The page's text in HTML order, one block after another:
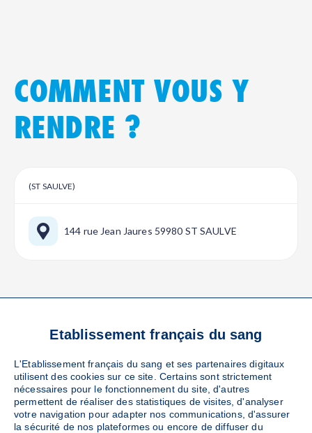
COMMENT VOUS Y
RENDRE ?
(ST SAULVE)
144 rue Jean Jaures 59980 ST SAULVE
VOS RÉFÉRENTS
LOCAUX
Etablissement français du sang
L'Etablissement français du sang et ses partenaires digitaux
utilisent des cookies sur ce site. Certains sont strictement
nécessaires pour le fonctionnement du site, d'autres
permettent de réaliser des statistiques de visites, d'analyser
votre navigation pour adapter nos communications, d'assurer
la sécurité de nos plateformes ou encore de diffuser du